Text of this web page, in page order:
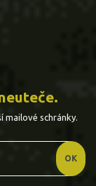
mailové schránky.